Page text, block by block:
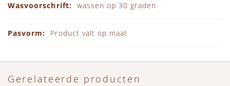
wassen op 30 graden
Product valt op maat
Gerelateerde producten